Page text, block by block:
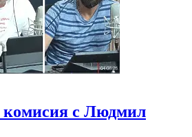
комисия с Людмил